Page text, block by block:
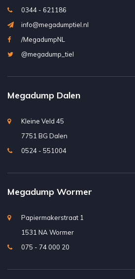
0344 - 621186
info@megadumptiel.nl
/MegadumpNL
@megadump_tiel
Megadump Dalen
Kleine Veld 45
7751 BG Dalen
0524 - 551004
Megadump Wormer
Papiermakerstraat 1
1531 NA Wormer
075 - 74 000 20